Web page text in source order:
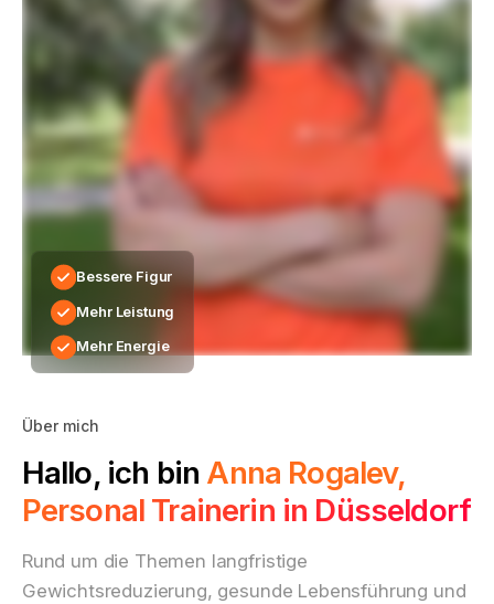
Bessere Figur
Mehr Leistung
Mehr Energie
Über mich
Hallo, ich bin Anna Rogalev,
Personal Trainerin in Düsseldorf
Rund um die Themen langfristige
Gewichtsreduzierung, gesunde Lebensführung und